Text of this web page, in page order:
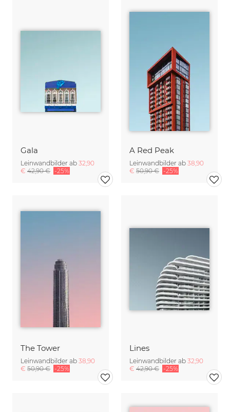
Gala
Leinwandbilder ab 32,90
€ 42,90 € -25%
A Red Peak
Leinwandbilder ab 38,90
€ 50,90 € -25%
The Tower
Leinwandbilder ab 38,90
€ 50,90 € -25%
Lines
Leinwandbilder ab 32,90
€ 42,90 € -25%